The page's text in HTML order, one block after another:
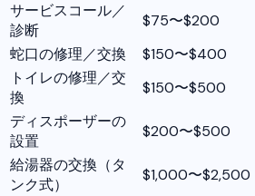
サービスコール／
診断
$75〜$200
蛇口の修理／交換
$150〜$400
トイレの修理／交
換
$150〜$500
ディスポーザーの
設置
$200〜$500
給湯器の交換（タ
ンク式）
$1,000〜$2,500